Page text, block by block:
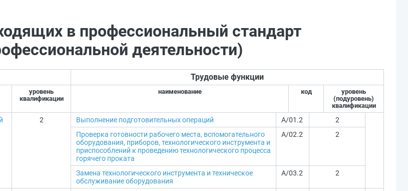
в профессиональный стандарт
деятельности)
Трудовые функции
уровень
квалификации
наименование код
уровень
(подуровень)
квалификации
2 Выполнение подготовительных операций A/01.2
2
Проверка готовности рабочего места, вспомогательного
оборудования, приборов, технологического инструмента и
приспособлений к проведению технологического процесса
горячего проката
A/02.2 2
Замена технологического инструмента и техническое
обслуживание оборудования
A/03.2 2